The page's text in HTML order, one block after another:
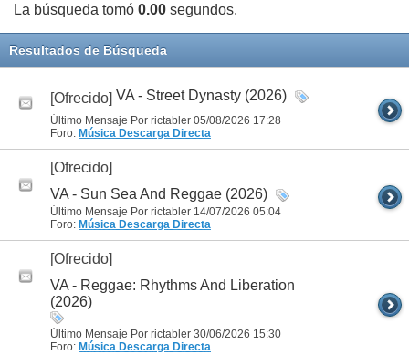
La búsqueda tomó 0.00 segundos.
Resultados de Búsqueda
[Ofrecido] VA - Street Dynasty (2026)
Último Mensaje Por rictabler 05/08/2026 17:28
Foro: Música Descarga Directa
[Ofrecido]
VA - Sun Sea And Reggae (2026)
Último Mensaje Por rictabler 14/07/2026 05:04
Foro: Música Descarga Directa
[Ofrecido]
VA - Reggae: Rhythms And Liberation
(2026)
Último Mensaje Por rictabler 30/06/2026 15:30
Foro: Música Descarga Directa